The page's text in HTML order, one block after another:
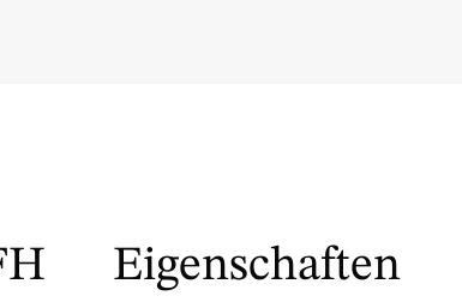
Eigenschaften